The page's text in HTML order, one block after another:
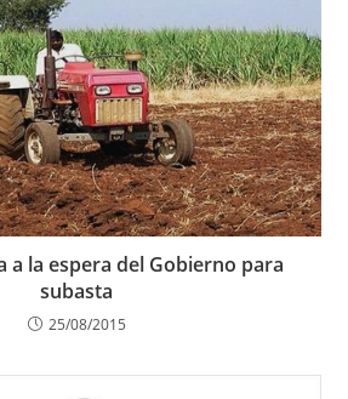
a la espera del Gobierno para
subasta
25/08/2015